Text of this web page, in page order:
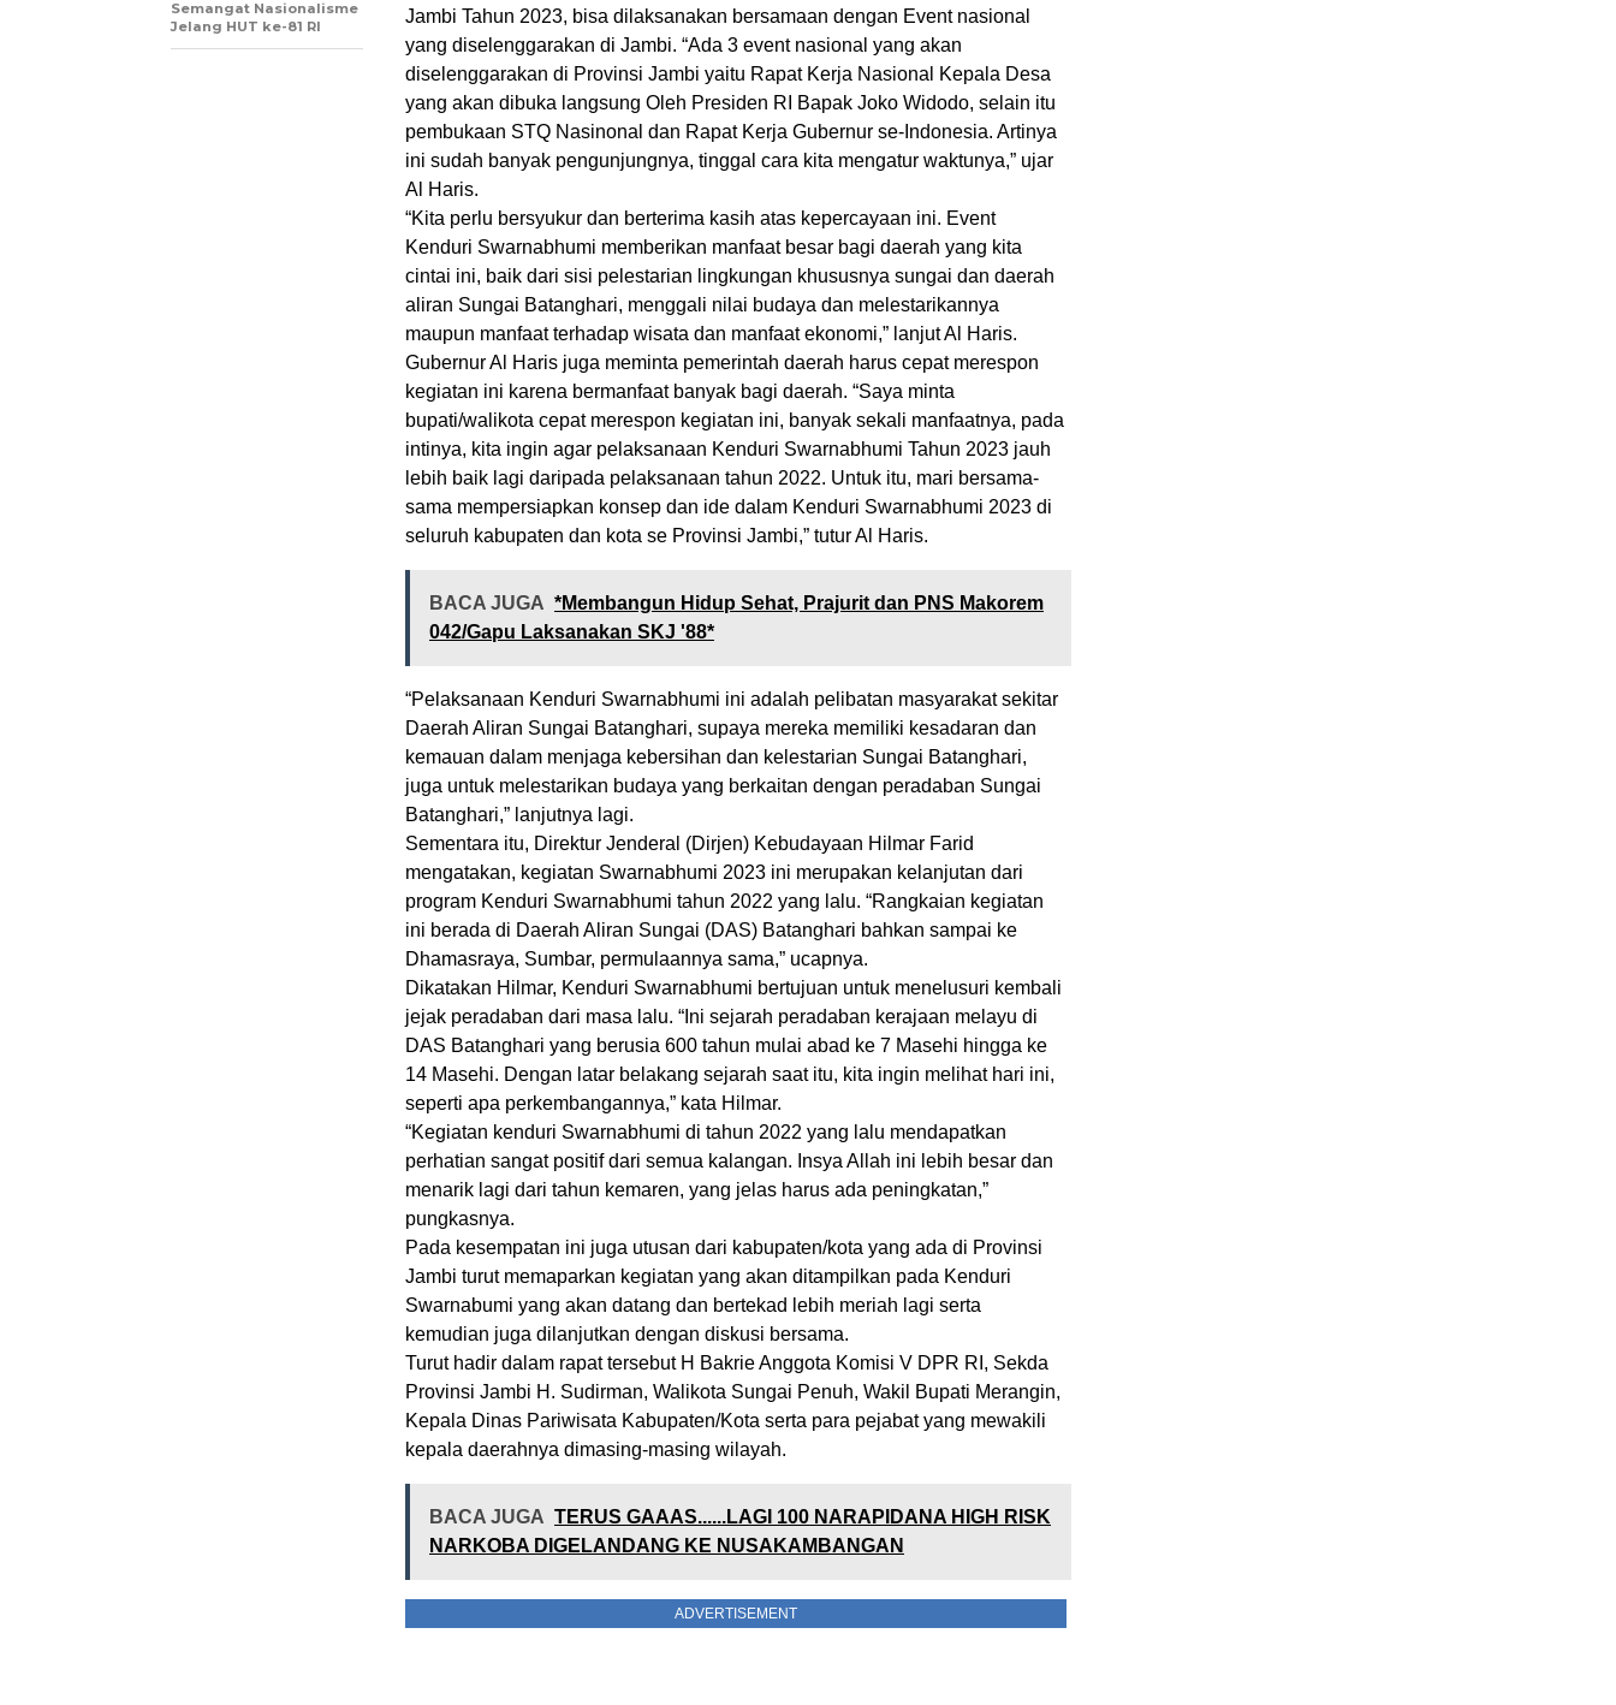
Jambi Tahun 2023, bisa dilaksanakan bersamaan dengan Event nasional
yang diselenggarakan di Jambi. “Ada 3 event nasional yang akan
diselenggarakan di Provinsi Jambi yaitu Rapat Kerja Nasional Kepala Desa
yang akan dibuka langsung Oleh Presiden RI Bapak Joko Widodo, selain itu
pembukaan STQ Nasinonal dan Rapat Kerja Gubernur se-Indonesia. Artinya
ini sudah banyak pengunjungnya, tinggal cara kita mengatur waktunya,” ujar
Al Haris.
“Kita perlu bersyukur dan berterima kasih atas kepercayaan ini. Event
Kenduri Swarnabhumi memberikan manfaat besar bagi daerah yang kita
cintai ini, baik dari sisi pelestarian lingkungan khususnya sungai dan daerah
aliran Sungai Batanghari, menggali nilai budaya dan melestarikannya
maupun manfaat terhadap wisata dan manfaat ekonomi,” lanjut Al Haris.
Gubernur Al Haris juga meminta pemerintah daerah harus cepat merespon
kegiatan ini karena bermanfaat banyak bagi daerah. “Saya minta
bupati/walikota cepat merespon kegiatan ini, banyak sekali manfaatnya, pada
intinya, kita ingin agar pelaksanaan Kenduri Swarnabhumi Tahun 2023 jauh
lebih baik lagi daripada pelaksanaan tahun 2022. Untuk itu, mari bersama-
sama mempersiapkan konsep dan ide dalam Kenduri Swarnabhumi 2023 di
seluruh kabupaten dan kota se Provinsi Jambi,” tutur Al Haris.
BACA JUGA *Membangun Hidup Sehat, Prajurit dan PNS Makorem
042/Gapu Laksanakan SKJ '88*
“Pelaksanaan Kenduri Swarnabhumi ini adalah pelibatan masyarakat sekitar
Daerah Aliran Sungai Batanghari, supaya mereka memiliki kesadaran dan
kemauan dalam menjaga kebersihan dan kelestarian Sungai Batanghari,
juga untuk melestarikan budaya yang berkaitan dengan peradaban Sungai
Batanghari,” lanjutnya lagi.
Sementara itu, Direktur Jenderal (Dirjen) Kebudayaan Hilmar Farid
mengatakan, kegiatan Swarnabhumi 2023 ini merupakan kelanjutan dari
program Kenduri Swarnabhumi tahun 2022 yang lalu. “Rangkaian kegiatan
ini berada di Daerah Aliran Sungai (DAS) Batanghari bahkan sampai ke
Dhamasraya, Sumbar, permulaannya sama,” ucapnya.
Dikatakan Hilmar, Kenduri Swarnabhumi bertujuan untuk menelusuri kembali
jejak peradaban dari masa lalu. “Ini sejarah peradaban kerajaan melayu di
DAS Batanghari yang berusia 600 tahun mulai abad ke 7 Masehi hingga ke
14 Masehi. Dengan latar belakang sejarah saat itu, kita ingin melihat hari ini,
seperti apa perkembangannya,” kata Hilmar.
“Kegiatan kenduri Swarnabhumi di tahun 2022 yang lalu mendapatkan
perhatian sangat positif dari semua kalangan. Insya Allah ini lebih besar dan
menarik lagi dari tahun kemaren, yang jelas harus ada peningkatan,”
pungkasnya.
Pada kesempatan ini juga utusan dari kabupaten/kota yang ada di Provinsi
Jambi turut memaparkan kegiatan yang akan ditampilkan pada Kenduri
Swarnabumi yang akan datang dan bertekad lebih meriah lagi serta
kemudian juga dilanjutkan dengan diskusi bersama.
Turut hadir dalam rapat tersebut H Bakrie Anggota Komisi V DPR RI, Sekda
Provinsi Jambi H. Sudirman, Walikota Sungai Penuh, Wakil Bupati Merangin,
Kepala Dinas Pariwisata Kabupaten/Kota serta para pejabat yang mewakili
kepala daerahnya dimasing-masing wilayah.
BACA JUGA TERUS GAAAS......LAGI 100 NARAPIDANA HIGH RISK
NARKOBA DIGELANDANG KE NUSAKAMBANGAN
ADVERTISEMENT
Semangat Nasionalisme
Jelang HUT ke-81 RI